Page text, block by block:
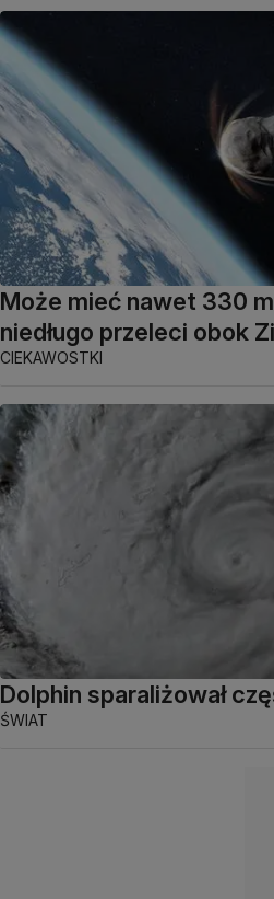
Może mieć nawet 330
niedługo przeleci obok
CIEKAWOSTKI
Dolphin sparaliżował
ŚWIAT